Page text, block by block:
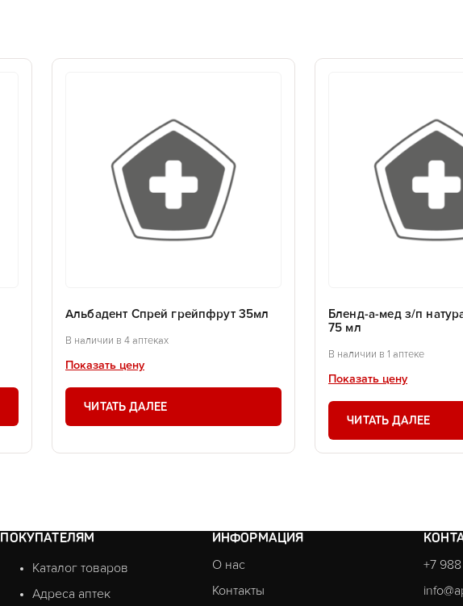
Альбадент Спрей грейпфрут 35мл
В наличии в 4 аптеках
Показать цену
ЧИТАТЬ ДАЛЕЕ
Бленд-а-мед з/п
75 мл
В наличии в 1 аптеке
Показать цену
ЧИТАТЬ ДАЛЕЕ
ПОКУПАТЕЛЯМ
Каталог товаров
Адреса аптек
ИНФОРМАЦИЯ
О нас
Контакты
+7 988